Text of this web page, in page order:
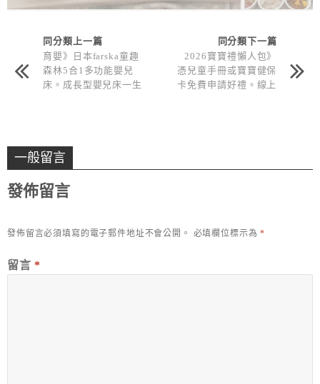
同分類上一篇
育嬰》日本farska童趣
森林5合1多功能嬰兒
床。成長型嬰兒床一生
同分類下一篇
2026寶寶禮懶人包》
憑兒童手冊或寶寶健保
卡免費申請好禮。線上
一般留言
發佈留言
發佈留言必須填寫的電子郵件地址不會公開。 必填欄位標示為*
留言 *